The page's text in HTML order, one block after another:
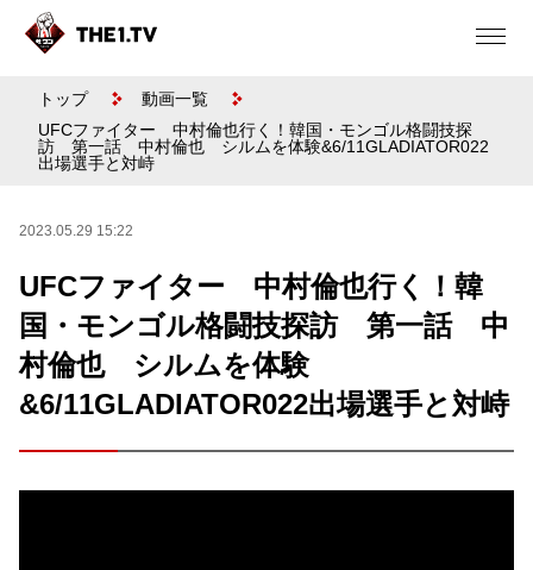
トップ
動画一覧
UFCファイター 中村倫也行く！韓国・モンゴル格闘技探
訪 第一話 中村倫也 シルムを体験&6/11GLADIATOR022
出場選手と対峙
2023.05.29 15:22
UFCファイター 中村倫也行く！韓
国・モンゴル格闘技探訪 第一話 中
村倫也 シルムを体験
&6/11GLADIATOR022出場選手と対峙